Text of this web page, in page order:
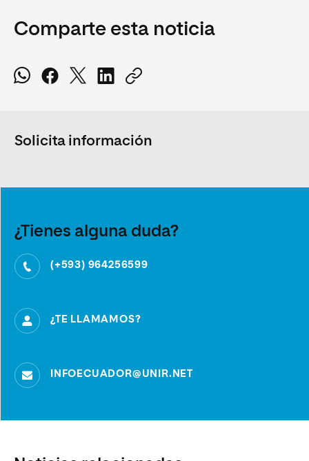
Comparte esta noticia
Solicita información
¿Tienes alguna duda?
(+593) 964256599
¿TE LLAMAMOS?
INFOECUADOR@UNIR.NET